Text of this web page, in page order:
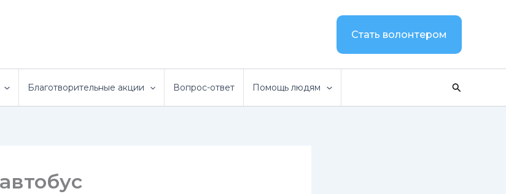
Стать волонтером
Благотворительные акции Вопрос-ответ Помощь людям Поиск